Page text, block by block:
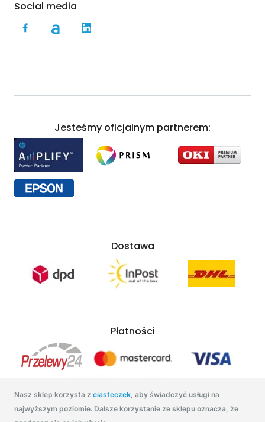
Nasz sklep korzysta z ciasteczek, aby świadczyć usługi na
najwyższym poziomie. Dalsze korzystanie ze sklepu oznacza, że
Social media
Jesteśmy oficjalnym partnerem:
Dostawa
Płatności